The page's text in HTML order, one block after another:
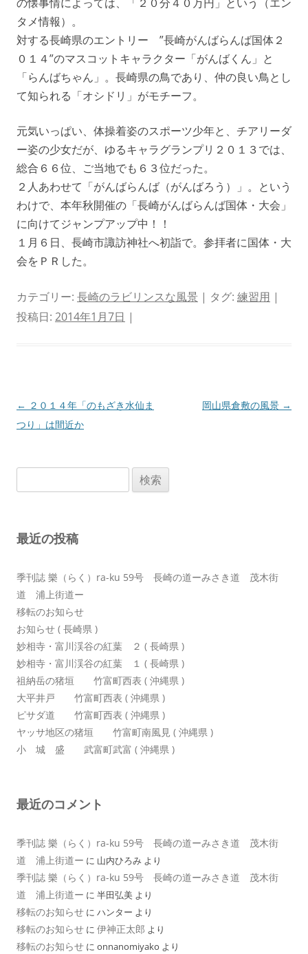
タメ情報）。
対する長崎県のエントリー ”長崎がんばらんば国体２
０１４”のマスコットキャラクター「がんばくん」と
「らんばちゃん」。長崎県の鳥であり、仲の良い鳥とし
て知られる「オシドリ」がモチーフ。
元気いっぱい、体操着姿のスポーツ少年と、チアリーダ
ー姿の少女だが、ゆるキャラグランプリ２０１３では、
総合６６位、ご当地でも６３位だった。
２人あわせて「がんばらんば（がんばろう）」。という
わけで、本年秋開催の「長崎がんばらんば国体・大会」
に向けてジャンプアップ中！！
１月６日、長崎市諏訪神社へ初詣で。参拝者に国体・大
会をＰＲした。
カテゴリー: 長崎のラビリンスな風景 | タグ: 練習用 |
投稿日: 2014年1月7日 |
投
稿
ョ
← ２０１４年「のもざき水仙ま
つり」は間近か
岡山県倉敷の風景 →
索:
最近の投稿
季刊誌 樂（らく）ra-ku 59号 長崎の道ーみさき道 茂木街
道 浦上街道ー
移転のお知らせ
お知らせ ( 長崎県 )
妙相寺・富川渓谷の紅葉 ２ ( 長崎県 )
妙相寺・富川渓谷の紅葉 １ ( 長崎県 )
祖納岳の猪垣 竹富町西表 ( 沖縄県 )
大平井戸 竹富町西表 ( 沖縄県 )
ピサダ道 竹富町西表 ( 沖縄県 )
ヤッサ地区の猪垣 竹富町南風見 ( 沖縄県 )
小 城 盛 武富町武富 ( 沖縄県 )
最近のコメント
季刊誌 樂（らく）ra-ku 59号 長崎の道ーみさき道 茂木街
道 浦上街道ー に 山内ひろみ より
季刊誌 樂（らく）ra-ku 59号 長崎の道ーみさき道 茂木街
道 浦上街道ー に 半田弘美 より
移転のお知らせ に ハンター より
移転のお知らせ に 伊神正太郎 より
移転のお知らせ に onnanomiyako より